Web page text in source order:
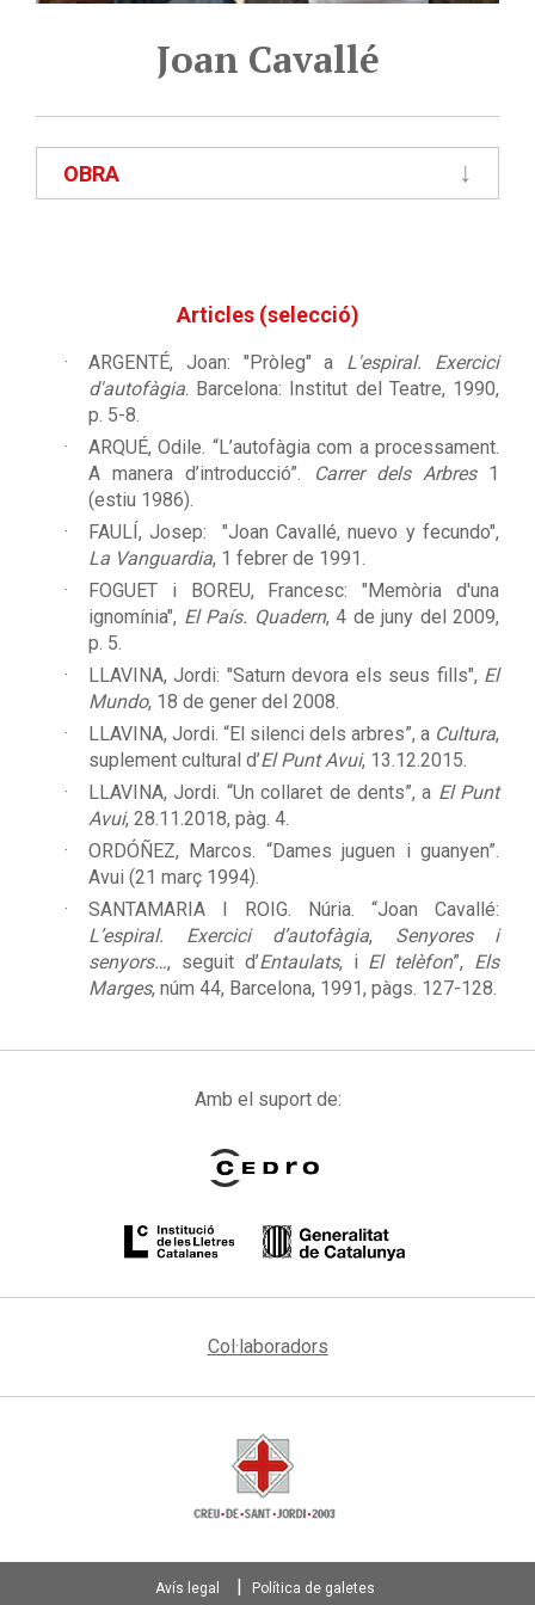
Joan Cavallé
OBRA
Articles (selecció)
ARGENTÉ, Joan: "Pròleg" a L'espiral. Exercici
d'autofàgia . Barcelona: Institut del Teatre, 1990,
p. 5-8.
ARQUÉ, Odile. “L’autofàgia com a processament.
A manera d’introducció”.
Carrer dels Arbres1
(estiu 1986).
FAULÍ, Josep:
"Joan Cavallé, nuevo y fecundo",
La Vanguardia, 1 febrer de 1991.
FOGUET i BOREU, Francesc:"Memòria d'una
ignomínia", El País. Quadern, 4 de juny del 2009,
p. 5.
LLAVINA, Jordi: "Saturn devora els seus fills", El
Mundo, 18 de gener del 2008.
LLAVINA, Jordi. “El silenci dels arbres”, a Cultura,
suplement cultural d’El Punt Avui, 13.12.2015.
LLAVINA, Jordi. “Un collaret de dents”, a El Punt
Avui, 28.11.2018, pàg. 4.
ORDÓÑEZ, Marcos. “Dames juguen i guanyen”.
Avui (21 març 1994).
SANTAMARIA I ROIG. Núria. “Joan Cavallé:
L’espiral. Exercici d’autofàgia, Senyores i
senyors…, seguit d’Entaulats, i El telèfon”, Els
Marges, núm 44, Barcelona, 1991, pàgs. 127-128.
Amb el suport de:
Col·laboradors
Avís legal Política de galetes